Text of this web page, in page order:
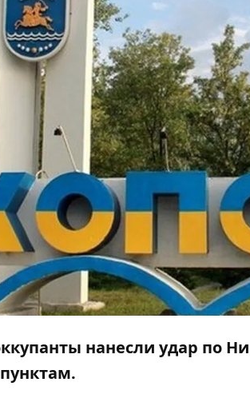
нанесли удар по